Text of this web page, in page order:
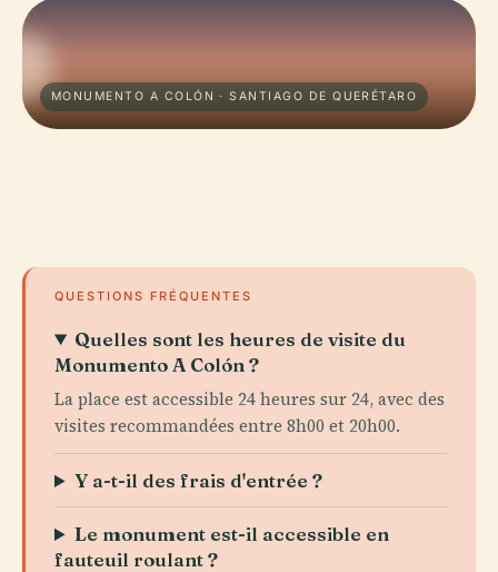
MONUMENTO A COLÓN · SANTIAGO DE QUERÉTARO
QUESTIONS FRÉQUENTES
Quelles sont les heures de visite du
Monumento A Colón ?
La place est accessible 24 heures sur 24, avec des
visites recommandées entre 8h00 et 20h00.
Y a-t-il des frais d'entrée ?
Le monument est-il accessible en
fauteuil roulant ?